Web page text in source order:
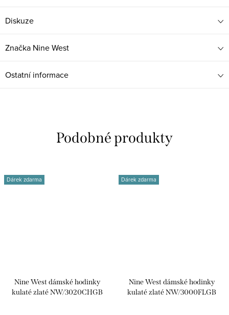
Diskuze
Značka Nine West
Ostatní informace
Dárek zdarma
Nine West dámské hodinky
kulaté zlaté NW/3020CHGB
Dárek zdarma
Nine West dámské hodinky
kulaté zlaté NW/3000FLGB